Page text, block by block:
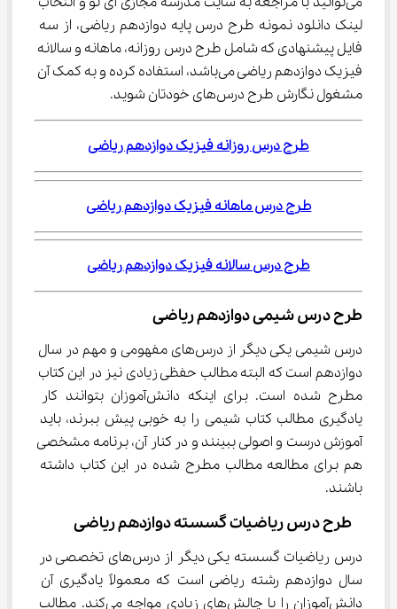
لینک دانلود نمونه طرح درس پایه دوازدهم ریاضی، از سه
فایل پیشنهادی که شامل طرح درس روزانه، ماهانه و سالانه
فیزیک دوازدهم ریاضی می‌باشد، استفاده کرده و به کمک آن
مشغول نگارش طرح درس‌های خودتان شوید.
طرح درس روزانه فیزیک دوازدهم ریاضی
طرح درس ماهانه فیزیک دوازدهم ریاضی
طرح درس سالانه فیزیک دوازدهم ریاضی
طرح درس شیمی دوازدهم ریاضی
درس شیمی یکی دیگر از درس‌های مفهومی و مهم در سال
دوازدهم است که البته مطالب حفظی زیادی نیز در این کتاب
مطرح شده است. برای اینکه دانش‌آموزان بتوانند کار
یادگیری مطالب کتاب شیمی را به خوبی پیش ببرند، باید
آموزش درست و اصولی ببینند و در کنار آن، برنامه مشخصی
هم برای مطالعه مطالب مطرح شده در این کتاب داشته
باشند.
طرح درس ریاضیات گسسته دوازدهم ریاضی
درس ریاضیات گسسته یکی دیگر از درس‌های تخصصی در
سال دوازدهم رشته ریاضی است که معمولاً یادگیری آن
دانش‌آموزان را با چالش‌های زیادی مواجه می‌کند. مطالب